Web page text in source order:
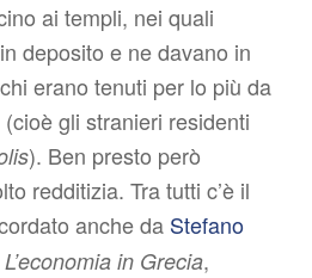
ai templi, nei quali
deposito e ne davano in
erano tenuti per lo più da
gli stranieri residenti
). Ben presto però
redditizia. Tra tutti c’è il
anche da Stefano
L’economia in Grecia,